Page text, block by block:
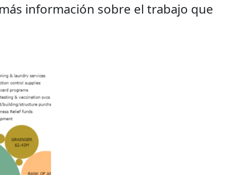
información sobre el trabajo que